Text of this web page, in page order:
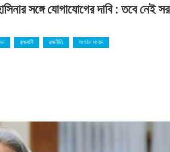
সঙ্গে যোগাযোগের দাবি : তবে নেই
রাজধানী রাজনীতি সংগঠন সংবাদ